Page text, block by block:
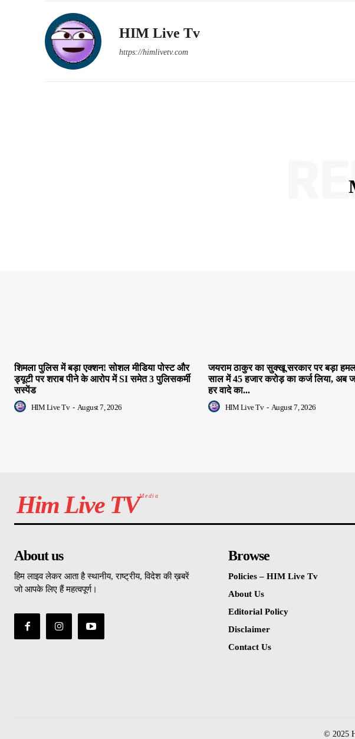
HIM Live Tv
https://himlivetv.com
शिमला पुलिस में बड़ा एक्शन! सोशल मीडिया पोस्ट और
ड्यूटी पर शराब पीने के आरोप में SI समेत 3 पुलिसकर्मी
सस्पेंड
HIM Live Tv - August 7, 2026
जयराम ठाकुर का सुक्खू सरकार पर बड़ा
साल में 45 हजार करोड़ का कर्ज लिया, अब
हर वादे का...
HIM Live Tv - August 7, 2026
Him Live TVMedia
About us
हिम लाइव लेकर आता है स्थानीय, राष्ट्रीय, विदेश की ख़बरें
जो आपके लिए हैं महत्वपूर्ण।
Browse
Policies – HIM Live Tv
About Us
Editorial Policy
Disclaimer
Contact Us
© 2025